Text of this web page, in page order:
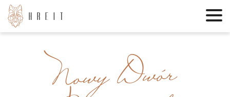
Nowy Dwór